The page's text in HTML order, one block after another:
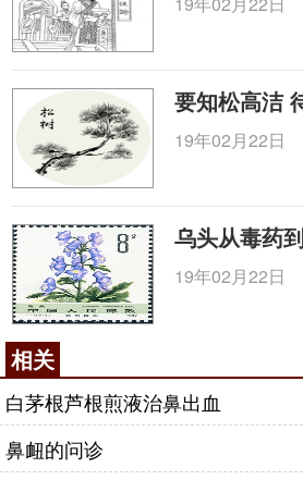
要知松高洁
19年02月22日
乌头从毒药
19年02月22日
相关
白茅根芦根煎液治鼻出血
鼻衄的问诊